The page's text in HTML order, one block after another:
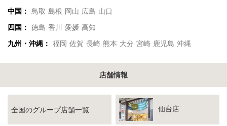
中国：
鳥取 島根 岡山 広島 山口
四国：
徳島 香川 愛媛 高知
九州・沖縄：
福岡 佐賀 長崎 熊本 大分 宮崎 鹿児島 沖縄
店舗情報
全国のグループ店舗一覧 仙台店